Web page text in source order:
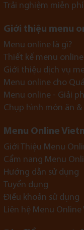
Trải nghiệm miễn
Giới thiệu menu
Menu online là gì?
Thiết kế menu
Giới thiệu dịch vụ
Menu online cho
Menu online - Giải
Chụp hình món ăn
Menu Online
Giới Thiệu Menu
Cẩm nang Menu
Hướng dẫn sử dụng
Tuyển dụng
Điều khoản sử dụng
Liên hệ Menu Online